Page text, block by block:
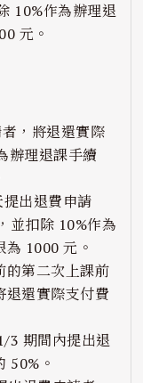
10%作為辦理退
元。
，將退還實際
辦理退課手續
出退費申請
並扣除 10%作為
1000 元。
的第二次上課前
退還實際支付費
3 期間內提出退
50%。